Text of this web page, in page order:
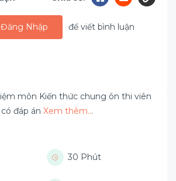
Đăng Nhập để viết bình luận
môn Kiến thức chung ôn thi viên
đáp án Xem thêm...
30 Phút